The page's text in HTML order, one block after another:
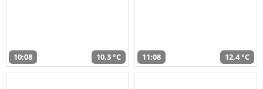
10:08 10,3 °C 11:08 12,4 °C